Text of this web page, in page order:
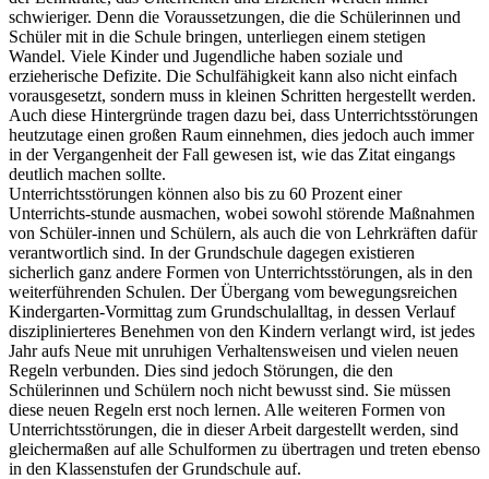
schwieriger. Denn die Voraussetzungen, die die Schülerinnen und
Schüler mit in die Schule bringen, unterliegen einem stetigen
Wandel. Viele Kinder und Jugendliche haben soziale und
erzieherische Defizite. Die Schulfähigkeit kann also nicht einfach
vorausgesetzt, sondern muss in kleinen Schritten hergestellt werden.
Auch diese Hintergründe tragen dazu bei, dass Unterrichtsstörungen
heutzutage einen großen Raum einnehmen, dies jedoch auch immer
in der Vergangenheit der Fall gewesen ist, wie das Zitat eingangs
deutlich machen sollte.
Unterrichtsstörungen können also bis zu 60 Prozent einer
Unterrichts-stunde ausmachen, wobei sowohl störende Maßnahmen
von Schüler-innen und Schülern, als auch die von Lehrkräften dafür
verantwortlich sind. In der Grundschule dagegen existieren
sicherlich ganz andere Formen von Unterrichtsstörungen, als in den
weiterführenden Schulen. Der Übergang vom bewegungsreichen
Kindergarten-Vormittag zum Grundschulalltag, in dessen Verlauf
disziplinierteres Benehmen von den Kindern verlangt wird, ist jedes
Jahr aufs Neue mit unruhigen Verhaltensweisen und vielen neuen
Regeln verbunden. Dies sind jedoch Störungen, die den
Schülerinnen und Schülern noch nicht bewusst sind. Sie müssen
diese neuen Regeln erst noch lernen. Alle weiteren Formen von
Unterrichtsstörungen, die in dieser Arbeit dargestellt werden, sind
gleichermaßen auf alle Schulformen zu übertragen und treten ebenso
in den Klassenstufen der Grundschule auf.